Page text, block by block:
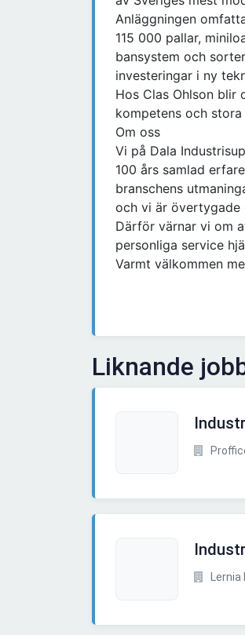
Anläggningen
115 000 pallar,
bansystem och
investeringar i ny
Hos Clas Ohlson blir
kompetens och
Om oss
Vi på Dala
100 års samlad
branschens
och vi är övertygade
Därför värnar vi om
personliga service
Varmt välkommen
Liknande